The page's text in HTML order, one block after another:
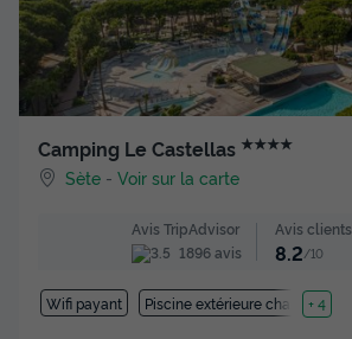
Camping Le Castellas ★★★★
Sète -Voir sur la carte
Avis TripAdvisor
1896 avis
Avis clients
8.2/10
Wifi payant Piscine extérieure chauffée
+ 4